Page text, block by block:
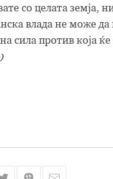
со целата земја,
влада не може да
сила против која ќе